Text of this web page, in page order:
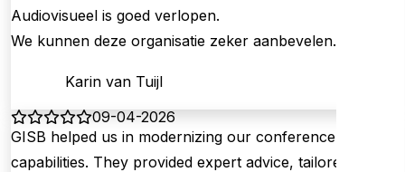
Audiovisueel is goed verlopen.
We kunnen deze organisatie zeker aanbevelen.
Karin van Tuijl
09-04-2026
GISB helped us in modernizing our conference
capabilities. They provided expert advice, tailored to